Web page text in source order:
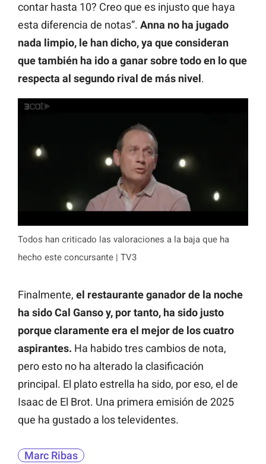
contar hasta 10? Creo que es injusto que haya
esta diferencia de notas”. Anna no ha jugado
nada limpio, le han dicho, ya que consideran
que también ha ido a ganar sobre todo en lo que
respecta al segundo rival de más nivel.
Todos han criticado las valoraciones a la baja que ha
hecho este concursante | TV3
Finalmente, el restaurante ganador de la noche
ha sido Cal Ganso y, por tanto, ha sido justo
porque claramente era el mejor de los cuatro
aspirantes. Ha habido tres cambios de nota,
pero esto no ha alterado la clasificación
principal. El plato estrella ha sido, por eso, el de
Isaac de El Brot. Una primera emisión de 2025
que ha gustado a los televidentes.
Marc Ribas